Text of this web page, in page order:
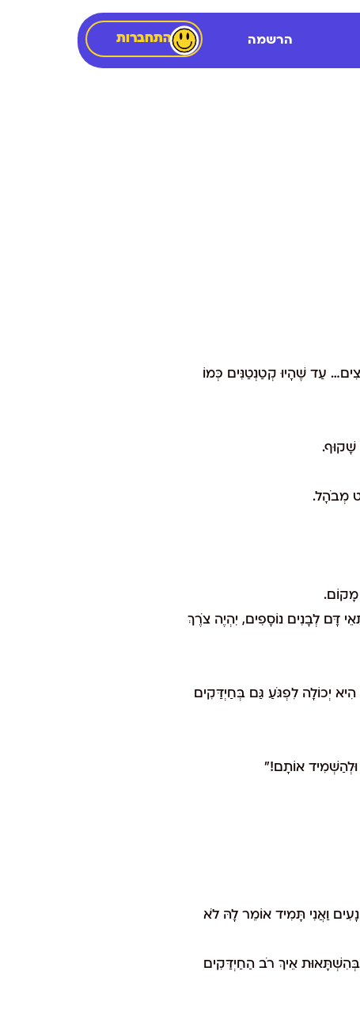
הרשמה התחברות
עַד שֶׁהָיוּ קְטַנְטַנִּים כְּמוֹ
שָׁקוּף.
מְבֹהָל.
מָקוֹם.
דָּם לְבָנִים נוֹסָפִים, יִהְיֶה צֹרֶךְ
יְכוֹלָה לִפְגֹּעַ גַּם בְּחַיְדַּקִים
וּלְהַשְׁמִיד אוֹתָם!"
וַאֲנִי תָּמִיד אוֹמֵר לָהּ לֹא
אֵיךְ רֹב הַחַיְדַּקִים